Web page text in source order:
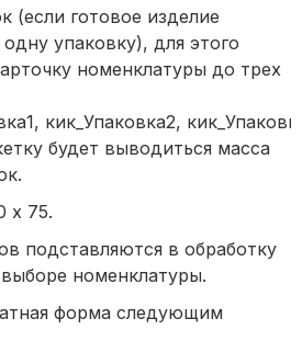
(если готовое изделие
упаковку), для этого
номенклатуры до трех
кик_Упаковка2,
будет выводиться масса
х 75.
подставляются в обработку
номенклатуры.
форма следующим